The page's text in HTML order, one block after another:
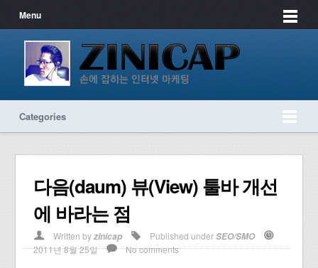
Menu
Categories
다음(daum) 뷰(View) 툴바 개선
에 바라는 점
Written byzinicap Published underSEO/SMO
2011년 8월 25일
No comments